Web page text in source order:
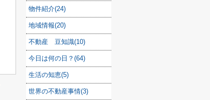
物件紹介(24)
地域情報(20)
不動産 豆知識(10)
今日は何の日？(64)
生活の知恵(5)
世界の不動産事情(3)